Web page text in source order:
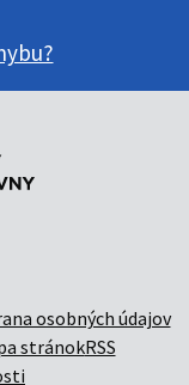
osobných údajov
stránokRSS